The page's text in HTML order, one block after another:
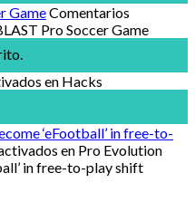
GameComentarios
Pro Soccer Game
en Hacks
‘eFootball’ in free-to-
en Pro Evolution
in free-to-play shift